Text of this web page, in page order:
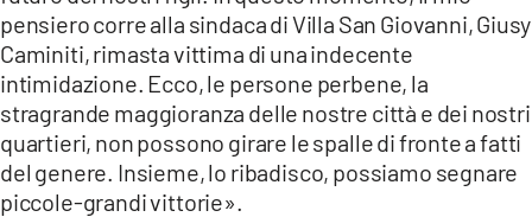
pensiero corre alla sindaca di Villa San Giovanni, Giusy
Caminiti, rimasta vittima di una indecente
intimidazione. Ecco, le persone perbene, la
stragrande maggioranza delle nostre città e dei nostri
quartieri, non possono girare le spalle di fronte a fatti
del genere. Insieme, lo ribadisco, possiamo segnare
piccole-grandi vittorie».